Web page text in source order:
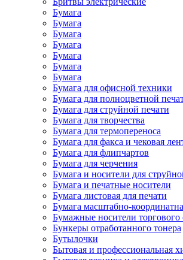
Бумага
Бумага
Бумага
Бумага
Бумага
Бумага
Бумага
Бумага для офисной техники
Бумага для полноцветной
Бумага для струйной печати
Бумага для творчества
Бумага для термопереноса
Бумага для факса и чековая
Бумага для флипчартов
Бумага для черчения
Бумага и носители для
Бумага и печатные носители
Бумага листовая для печати
Бумага масштабно-
Бумажные носители торгового
Бункеры отработанного тонера
Бутылочки
Бытовая и профессиональная